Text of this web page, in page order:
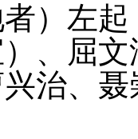
）左
、屈
治、